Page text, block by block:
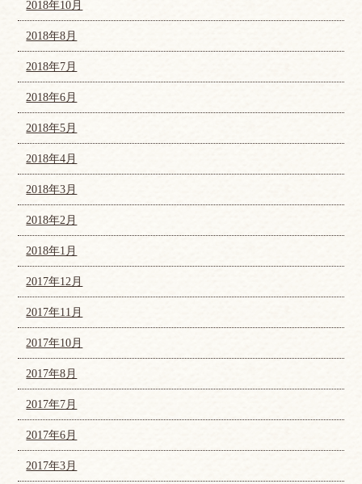
2018年10月
2018年8月
2018年7月
2018年6月
2018年5月
2018年4月
2018年3月
2018年2月
2018年1月
2017年12月
2017年11月
2017年10月
2017年8月
2017年7月
2017年6月
2017年3月